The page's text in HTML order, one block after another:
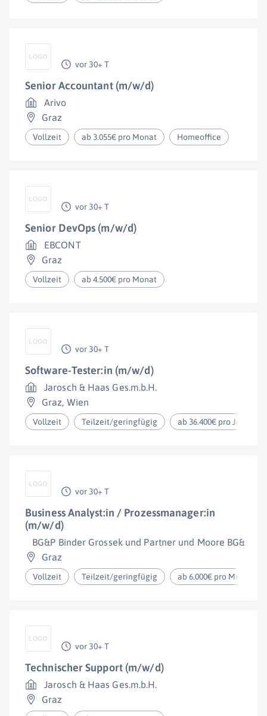
vor 30+ T
Senior Accountant (m/w/d)
Arivo
Graz
Vollzeit ab 3.055€ pro Monat Homeoffice
vor 30+ T
Senior DevOps (m/w/d)
EBCONT
Graz
Vollzeit ab 4.500€ pro Monat
vor 30+ T
Software-Tester:in (m/w/d)
Jarosch & Haas Ges.m.b.H.
Graz, Wien
Vollzeit Teilzeit/geringfügig ab 36.400€ pro Jahr
vor 30+ T
Business Analyst:in / Prozessmanager:in
(m/w/d)
BG&P Binder Grossek und Partner und Moore BG&P
Graz
Vollzeit Teilzeit/geringfügig ab 6.000€ pro Monat
vor 30+ T
Technischer Support (m/w/d)
Jarosch & Haas Ges.m.b.H.
Graz